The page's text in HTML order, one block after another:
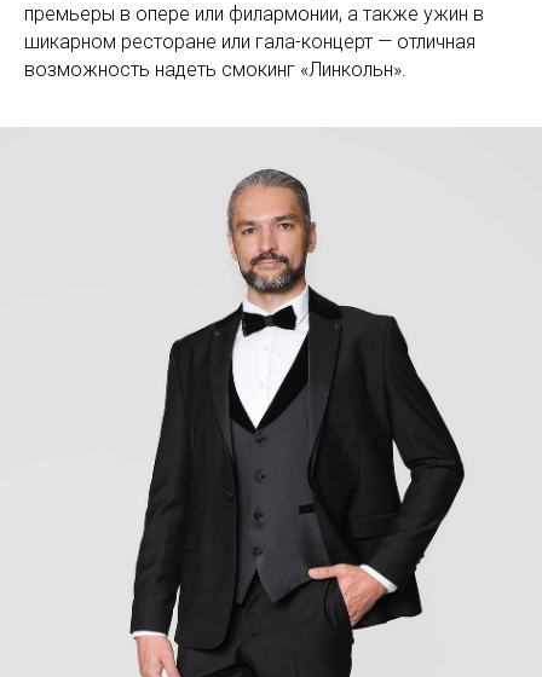
премьеры в опере или филармонии, а также ужин в
шикарном ресторане или гала-концерт — отличная
возможность надеть смокинг «Линкольн».